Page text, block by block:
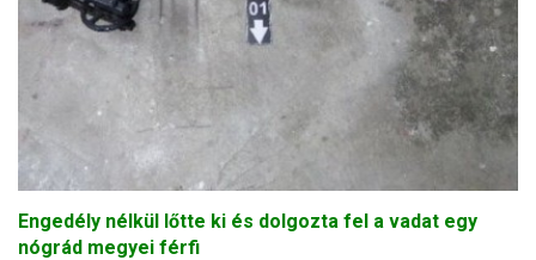
Engedély nélkül lőtte ki és dolgozta fel a vadat egy
nógrád megyei férfi